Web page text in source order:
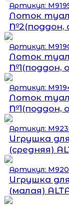
Артикул:
Лоток
№2(поддон,
Артикул:
Лоток
№1(поддон,
Артикул:
Лоток
№1(поддон,
Артикул:
Игрушка
(средняя)
Артикул:
Игрушка
(малая)